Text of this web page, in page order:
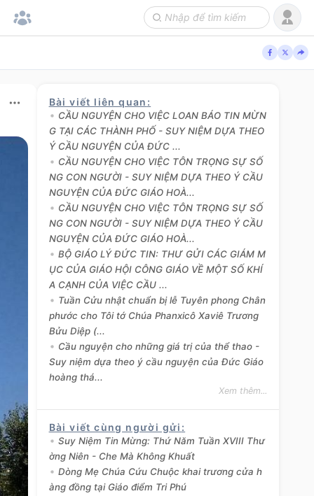
Bài viết liên quan :
CẦU NGUYỆN CHO VIỆC LOAN BÁO TIN MỪN
G TẠI CÁC THÀNH PHỐ - SUY NIỆM DỰA THEO
Ý CẦU NGUYỆN CỦA ĐỨC ...
CẦU NGUYỆN CHO VIỆC TÔN TRỌNG SỰ SỐ
NG CON NGƯỜI - SUY NIỆM DỰA THEO Ý CẦU
NGUYỆN CỦA ĐỨC GIÁO HOÀ...
CẦU NGUYỆN CHO VIỆC TÔN TRỌNG SỰ SỐ
NG CON NGƯỜI - SUY NIỆM DỰA THEO Ý CẦU
NGUYỆN CỦA ĐỨC GIÁO HOÀ...
BỘ GIÁO LÝ ĐỨC TIN: THƯ GỬI CÁC GIÁM M
ỤC CỦA GIÁO HỘI CÔNG GIÁO VỀ MỘT SỐ KHÍ
A CẠNH CỦA VIỆC CẦU ...
Tuần Cửu nhật chuẩn bị lễ Tuyên phong Chân
phước cho Tôi tớ Chúa Phanxicô Xaviê Trương
Bửu Diệp (...
Cầu nguyện cho những giá trị của thể thao -
Suy niệm dựa theo ý cầu nguyện của Đức Giáo
hoàng thá...
Xem thêm...
Bài viết cùng người gửi :
Suy Niệm Tin Mừng: Thứ Năm Tuần XVIII Thư
ờng Niên - Che Mà Không Khuất
Dòng Mẹ Chúa Cứu Chuộc khai trương cửa h
àng đồng tại Giáo điểm Tri Phú